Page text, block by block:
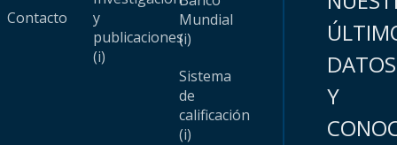
Contacto
y
publicaciones
(i)
Mundial
(i)
Sistema
de
calificación
(i)
DATOS
Y